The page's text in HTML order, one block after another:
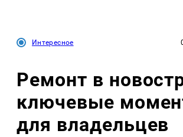
Интересное
Ремонт в
ключевые
для владельцев